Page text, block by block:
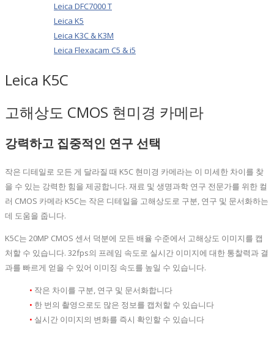
Leica DFC7000 T
Leica K5
Leica K3C & K3M
Leica Flexacam C5 & i5
Leica K5C
고해상도 CMOS 현미경 카메라
강력하고 집중적인 연구 선택
작은 디테일로 모든 게 달라질 때 K5C 현미경 카메라는 이 미세한 차이를 찾
을 수 있는 강력한 힘을 제공합니다. 재료 및 생명과학 연구 전문가를 위한 컬
러 CMOS 카메라 K5C는 작은 디테일을 고해상도로 구분, 연구 및 문서화하는
데 도움을 줍니다.
K5C는 20MP CMOS 센서 덕분에 모든 배율 수준에서 고해상도 이미지를 캡
처할 수 있습니다. 32fps의 프레임 속도로 실시간 이미지에 대한 통찰력과 결
과를 빠르게 얻을 수 있어 이미징 속도를 높일 수 있습니다.
• 작은 차이를 구분, 연구 및 문서화합니다
• 한 번의 촬영으로도 많은 정보를 캡처할 수 있습니다
• 실시간 이미지의 변화를 즉시 확인할 수 있습니다